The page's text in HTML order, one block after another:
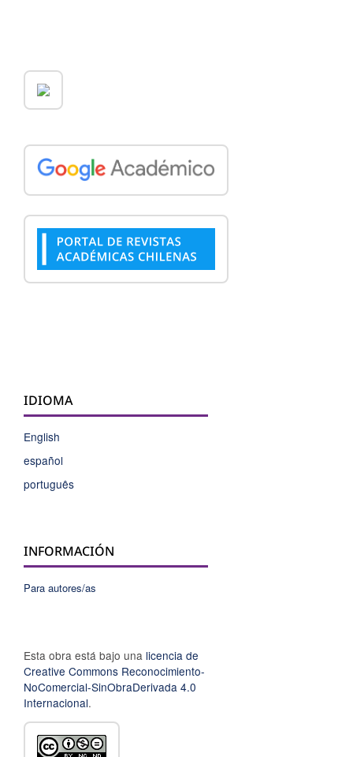
IDIOMA
English
español
português
INFORMACIÓN
Para autores/as
Esta obra está bajo una licencia de
Creative Commons Reconocimiento-
NoComercial-SinObraDerivada 4.0
Internacional.